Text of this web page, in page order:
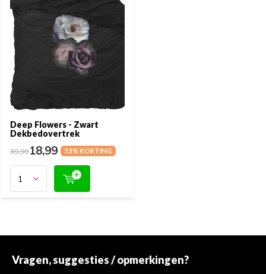
Deep Flowers - Zwart
Dekbedovertrek
39,9918,99 53% KORTING
Vragen, suggesties / opmerkingen?